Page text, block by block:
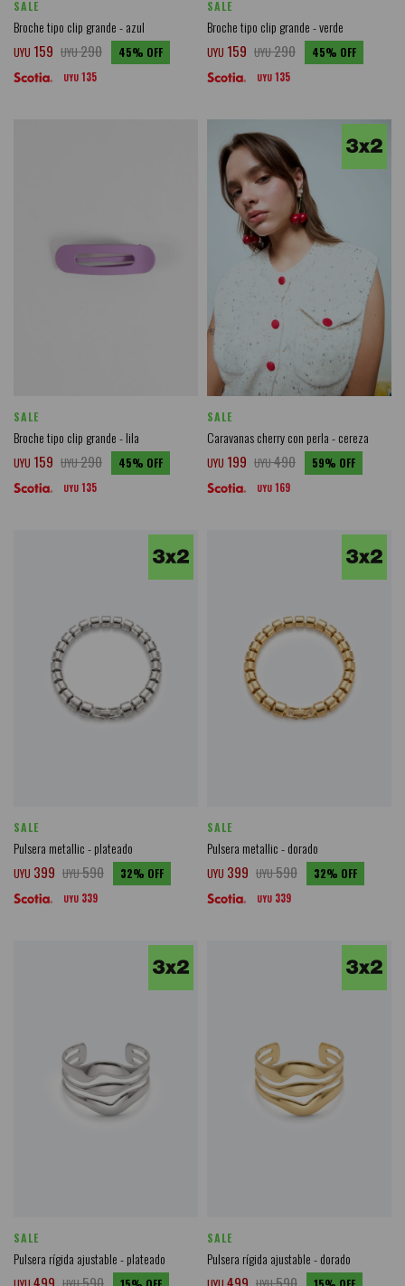
SALE
Broche tipo clip grande - azul
UYU 159 UYU290 45
UYU 135
SALE
Broche tipo clip grande - verde
UYU 159 UYU290 45
UYU 135
SALE
Broche tipo clip grande - lila
UYU 159 UYU290 45
UYU 135
SALE
Caravanas cherry con perla - cereza
UYU 199 UYU490 59
UYU 169
SALE
Pulsera metallic - plateado
UYU 399 UYU590 32
UYU 339
SALE
Pulsera metallic - dorado
UYU 399 UYU590 32
UYU 339
SALE
Pulsera rígida ajustable - plateado
SALE
Pulsera rígida ajustable - dorado